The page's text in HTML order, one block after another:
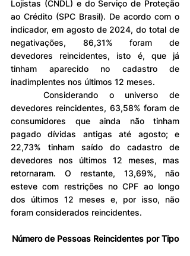
Lojistas (CNDL) e do Serviço de Proteção
ao Crédito (SPC Brasil). De acordo com o
indicador, em agosto de 2024, do total de
negativações, 86,31% foram de
devedores reincidentes, isto é, que já
tinham aparecido no cadastro de
inadimplentes nos últimos 12 meses.
devedores reincidentes, 63,58% foram de
consumidores que ainda não tinham
pagado dívidas antigas até agosto; e
22,73% tinham saído do cadastro de
devedores nos últimos 12 meses, mas
retornaram. O restante, 13,69%, não
esteve com restrições no CPF ao longo
dos últimos 12 meses e, por isso, não
foram considerados reincidentes.
Número de Pessoas Reincidentes por Tipo